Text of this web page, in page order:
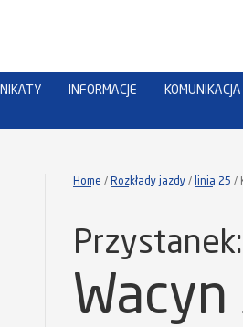
INFORMACJE KOMUNIKACJA
Home Rozkłady jazdy linia 25
Przystanek: